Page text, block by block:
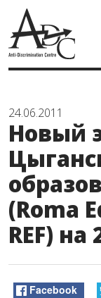
24.06.2011
Новый
(Roma
REF) на
Facebook